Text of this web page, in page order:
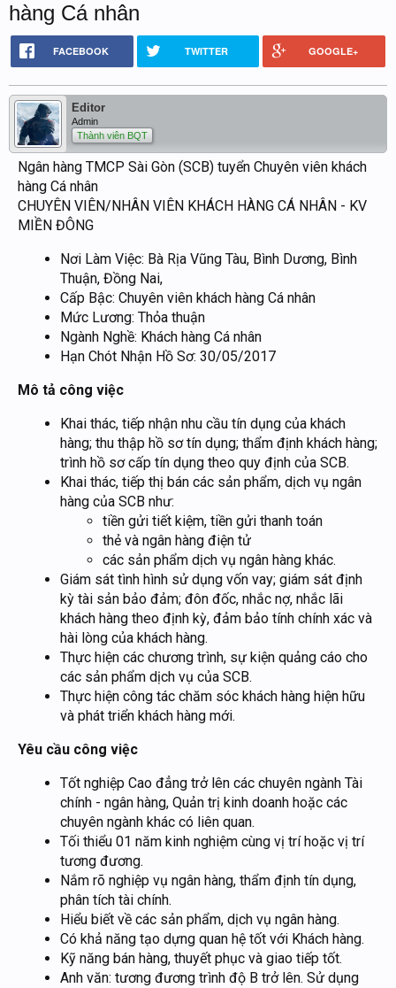
hàng Cá nhân
FACEBOOK TWITTER GOOGLE+
Editor
Admin
Thành viên BQT
Ngân hàng TMCP Sài Gòn (SCB) tuyển Chuyên viên khách
hàng Cá nhân
CHUYÊN VIÊN/NHÂN VIÊN KHÁCH HÀNG CÁ NHÂN - KV
MIỀN ĐÔNG
Nơi Làm Việc: Bà Rịa Vũng Tàu, Bình Dương, Bình
Thuận, Đồng Nai,
Cấp Bậc: Chuyên viên khách hàng Cá nhân
Mức Lương: Thỏa thuận
Ngành Nghề: Khách hàng Cá nhân
Hạn Chót Nhận Hồ Sơ: 30/05/2017
Mô tả công việc
Khai thác, tiếp nhận nhu cầu tín dụng của khách
hàng; thu thập hồ sơ tín dụng; thẩm định khách hàng;
trình hồ sơ cấp tín dụng theo quy định của SCB.
Khai thác, tiếp thị bán các sản phẩm, dịch vụ ngân
hàng của SCB như:
tiền gửi tiết kiệm, tiền gửi thanh toán
thẻ và ngân hàng điện tử
các sản phẩm dịch vụ ngân hàng khác.
Giám sát tình hình sử dụng vốn vay; giám sát định
kỳ tài sản bảo đảm; đôn đốc, nhắc nợ, nhắc lãi
khách hàng theo định kỳ, đảm bảo tính chính xác và
hài lòng của khách hàng.
Thực hiện các chương trình, sự kiện quảng cáo cho
các sản phẩm dịch vụ của SCB.
Thực hiện công tác chăm sóc khách hàng hiện hữu
và phát triển khách hàng mới.
Yêu cầu công việc
Tốt nghiệp Cao đẳng trở lên các chuyên ngành Tài
chính - ngân hàng, Quản trị kinh doanh hoặc các
chuyên ngành khác có liên quan.
Tối thiểu 01 năm kinh nghiệm cùng vị trí hoặc vị trí
tương đương.
Nắm rõ nghiệp vụ ngân hàng, thẩm định tín dụng,
phân tích tài chính.
Hiểu biết về các sản phẩm, dịch vụ ngân hàng.
Có khả năng tạo dựng quan hệ tốt với Khách hàng.
Kỹ năng bán hàng, thuyết phục và giao tiếp tốt.
Anh văn: tương đương trình độ B trở lên. Sử dụng